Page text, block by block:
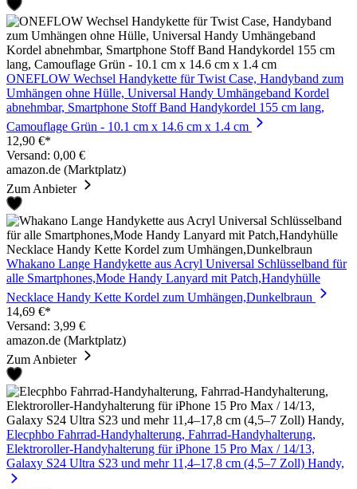
ONEFLOW Wechsel Handykette für Twist Case, Handyband zum
Umhängen ohne Hülle, Universal Handy Umhängeband Kordel
abnehmbar, Smartphone Stoff Band Handykordel 155 cm lang,
Camouflage Grün - 10.1 cm x 14.6 cm x 1.4 cm
12,90 €*
Versand: 0,00 €
amazon.de (Marktplatz)
Zum Anbieter
Whakano Lange Handykette aus Acryl Universal Schlüsselband für
alle Smartphones,Mode Handy Lanyard mit Patch,Handyhülle
Necklace Handy Kette Kordel zum Umhängen,Dunkelbraun
14,69 €*
Versand: 3,99 €
amazon.de (Marktplatz)
Zum Anbieter
Elecphbo Fahrrad-Handyhalterung, Fahrrad-Handyhalterung,
Elektroroller-Handyhalterung für iPhone 15 Pro Max / 14/13,
Galaxy S24 Ultra S23 und mehr 11,4–17,8 cm (4,5–7 Zoll) Handy,